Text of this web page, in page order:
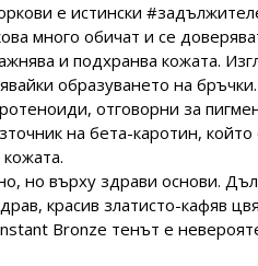
е истински
много обичат и се
и подхранва кожата.
образуването на
отговорни за
на бета-каротин, който
но върху здрави основи.
красив златисто-кафяв
Bronze тенът е